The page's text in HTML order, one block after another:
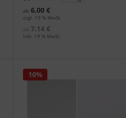
ab 6,00 €
zzgl. 19 % MwSt.
ab
7,14 €
inkl. 19 % MwSt.
10%